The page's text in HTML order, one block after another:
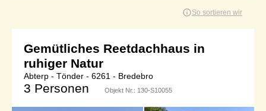
So sortieren wir
Gemütliches Reetdachhaus in
ruhiger Natur
Abterp - Tönder - 6261 - Bredebro
3 Personen Objekt Nr.: 130-S10055